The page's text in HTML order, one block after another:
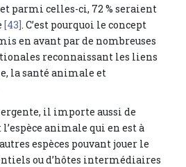
parmi celles-ci, 72 % seraient
[43]. C’est pourquoi le concept
en avant par de nombreuses
reconnaissant les liens
la santé animale et
il importe aussi de
animale qui en est à
espèces pouvant jouer le
ou d’hôtes intermédiaires